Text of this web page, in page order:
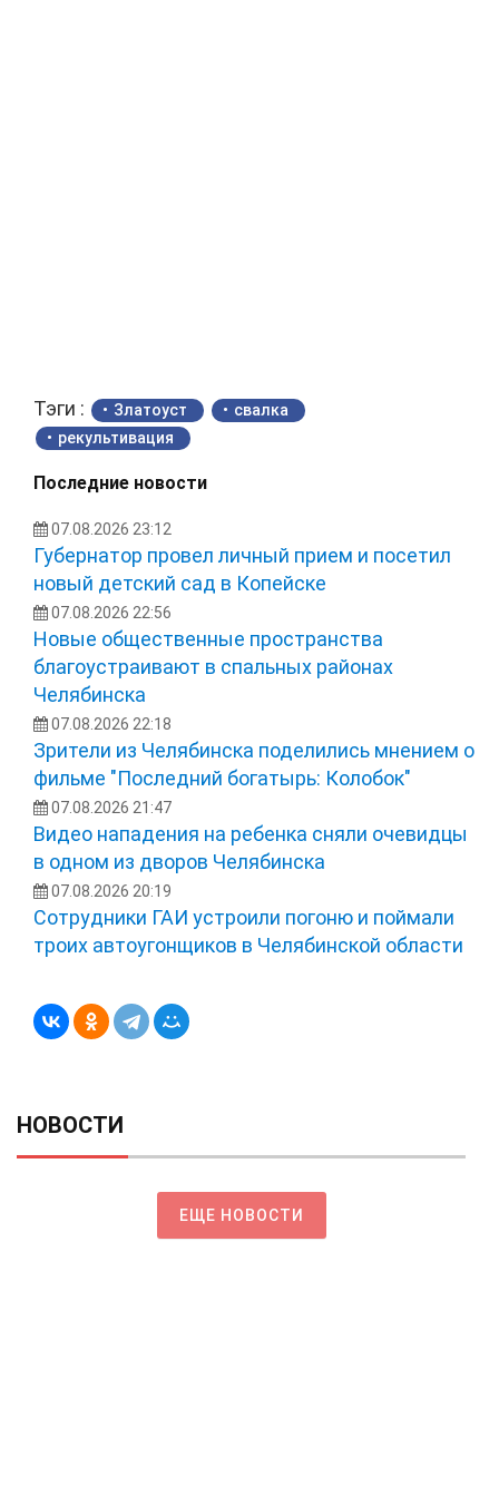
Тэги : Златоуст
свалка
рекультивация
Последние новости
07.08.2026 23:12
Губернатор провел личный прием и посетил
новый детский сад в Копейске
07.08.2026 22:56
Новые общественные пространства
благоустраивают в спальных районах
Челябинска
07.08.2026 22:18
Зрители из Челябинска поделились мнением о
фильме "Последний богатырь: Колобок"
07.08.2026 21:47
Видео нападения на ребенка сняли очевидцы
в одном из дворов Челябинска
07.08.2026 20:19
Сотрудники ГАИ устроили погоню и поймали
троих автоугонщиков в Челябинской области
НОВОСТИ
ЕЩЕ НОВОСТИ